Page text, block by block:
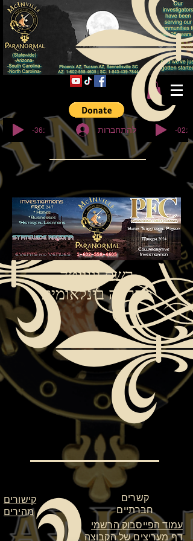
© Copyright
-36:27 להתחברות -02:32
רשת יונייטד
ספרייה בינלאומית
קישורים
מהירים
קשרים
חברתיים
עמוד הפייסבוק הרשמי
דף מעריצים של הקבוצה